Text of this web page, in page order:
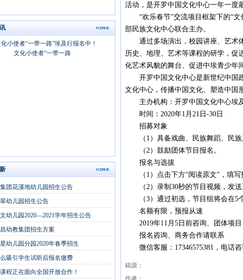
文化小使者“一带一路
团花溪地幼儿园招生公告
幼儿园招生公告
幼儿园2020—2021学年招生公告
幼教集团招生方案
幼儿园分园2020年春季招生
吸引学生试听后报名缴费
程正在面向全国开放合作！
活动，是开罗中国文化中心一年一度
“欢乐春节”交流项目框架下的“文
部民族文化中心联合主办。
通过多场演出，校园讲座、艺术体
历史、地理、艺术等课程的研学，促
化艺术风貌的舞台、促进中埃青少年
开罗中国文化中心是新世纪中国政
文化中心，传播中国文化、塑造中国
主办机构：开罗中国文化中心埃
时间：2020年1月21日-30日
招募对象
（1）具备戏曲、民族舞蹈、民族
（2）鼓励团体节目报名。
报名与选拔
（1）点击下方“阅读原文”，填写
（2）录制30秒的节目视频，发送
（3）通过初选，节目组将会在5个
名额有限，预报从速
2019年11月5日前咨询、团体项目
报名咨询、商务合作请联系
微信客服：17346575381，电话咨
稿源：
作者：